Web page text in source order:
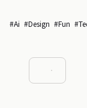
#ai #design #fun